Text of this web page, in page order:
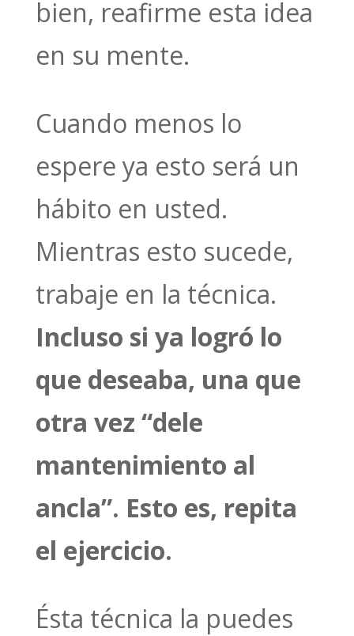
bien, reafirme esta idea
en su mente.
Cuando menos lo
espere ya esto será un
hábito en usted.
Mientras esto sucede,
trabaje en la técnica.
Incluso si ya logró lo
que deseaba, una que
otra vez “dele
mantenimiento al
ancla”. Esto es, repita
el ejercicio.
Ésta técnica la puedes